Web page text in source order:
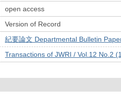
open access
Version of Record
紀要論文 Departmental Bulletin
Transactions of JWRI / Vol.12 No.2